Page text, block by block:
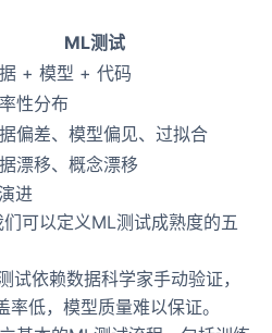
ML测试
+ 模型 + 代码
性分布
偏差、模型偏见、过拟合
漂移、概念漂移
进
可以定义ML测试成熟度的五
试依赖数据科学家手动验证，
低，模型质量难以保证。